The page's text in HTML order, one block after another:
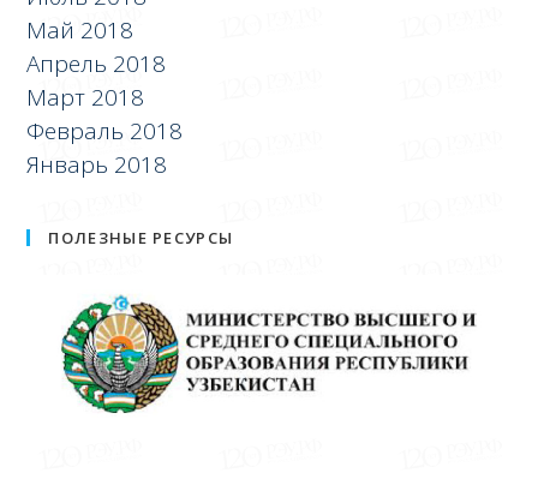
Май 2018
Апрель 2018
Март 2018
Февраль 2018
Январь 2018
ПОЛЕЗНЫЕ РЕСУРСЫ